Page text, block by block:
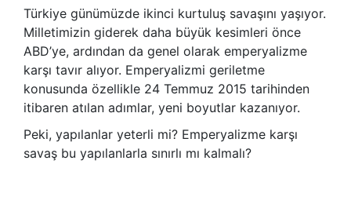
Türkiye günümüzde ikinci kurtuluş savaşını yaşıyor.
Milletimizin giderek daha büyük kesimleri önce
ABD’ye, ardından da genel olarak emperyalizme
karşı tavır alıyor. Emperyalizmi geriletme
konusunda özellikle 24 Temmuz 2015 tarihinden
itibaren atılan adımlar, yeni boyutlar kazanıyor.
Peki, yapılanlar yeterli mi? Emperyalizme karşı
savaş bu yapılanlarla sınırlı mı kalmalı?